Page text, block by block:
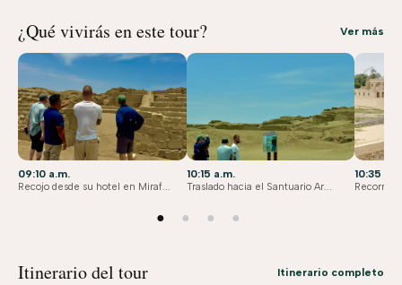
¿Qué vivirás en este tour? Ver más
09:10 a.m.
Recojo desde su hotel en Miraf...
10:15 a.m.
Traslado hacia el Santuario Ar...
10:35
Recorrido
● ● ● ●
Itinerario del tour Itinerario completo